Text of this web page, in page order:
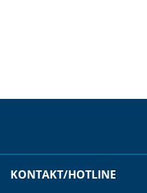
KONTAKT/HOTLINE